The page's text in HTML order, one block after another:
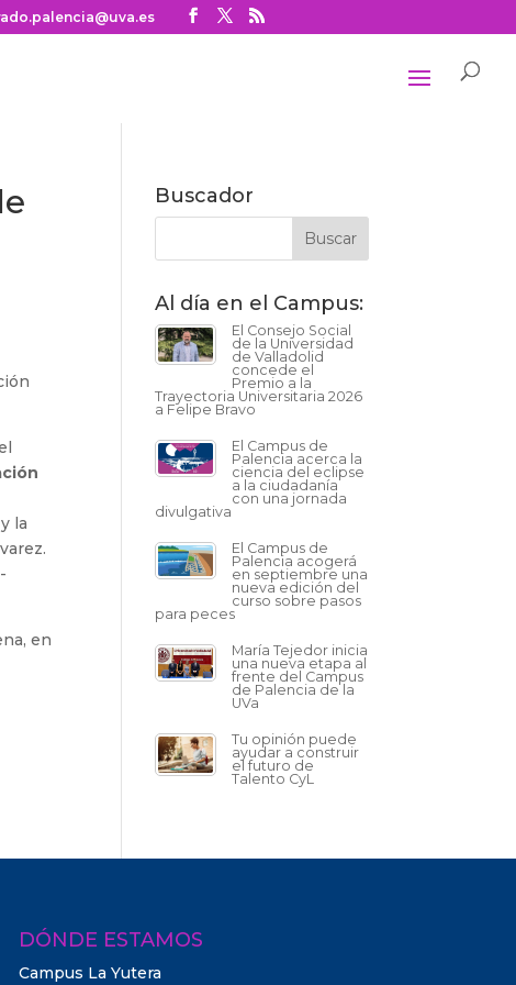
la
en
Buscador
Al día en el Campus:
El Consejo Social
de la Universidad
de Valladolid
concede el
Premio a la
Trayectoria Universitaria 2026
a Felipe Bravo
El Campus de
Palencia acerca la
ciencia del eclipse
a la ciudadanía
con una jornada
divulgativa
El Campus de
Palencia acogerá
en septiembre una
nueva edición del
curso sobre pasos
para peces
María Tejedor inicia
una nueva etapa al
frente del Campus
de Palencia de la
UVa
Tu opinión puede
ayudar a construir
el futuro de
Talento CyL
DÓNDE ESTAMOS
Campus La Yutera